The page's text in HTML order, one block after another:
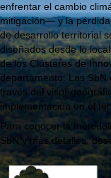
enfrentar el cambio
mitigación— y la
de desarrollo territorial
diseñados desde lo
de los Clústeres de
departamento. Las SbN
través del visor
implementación en el
Para conocer la
SbN y más detalles,